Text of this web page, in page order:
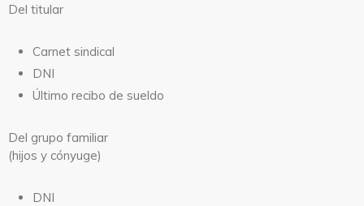
Del titular
Carnet sindical
DNI
Último recibo de sueldo
Del grupo familiar
(hijos y cónyuge)
DNI